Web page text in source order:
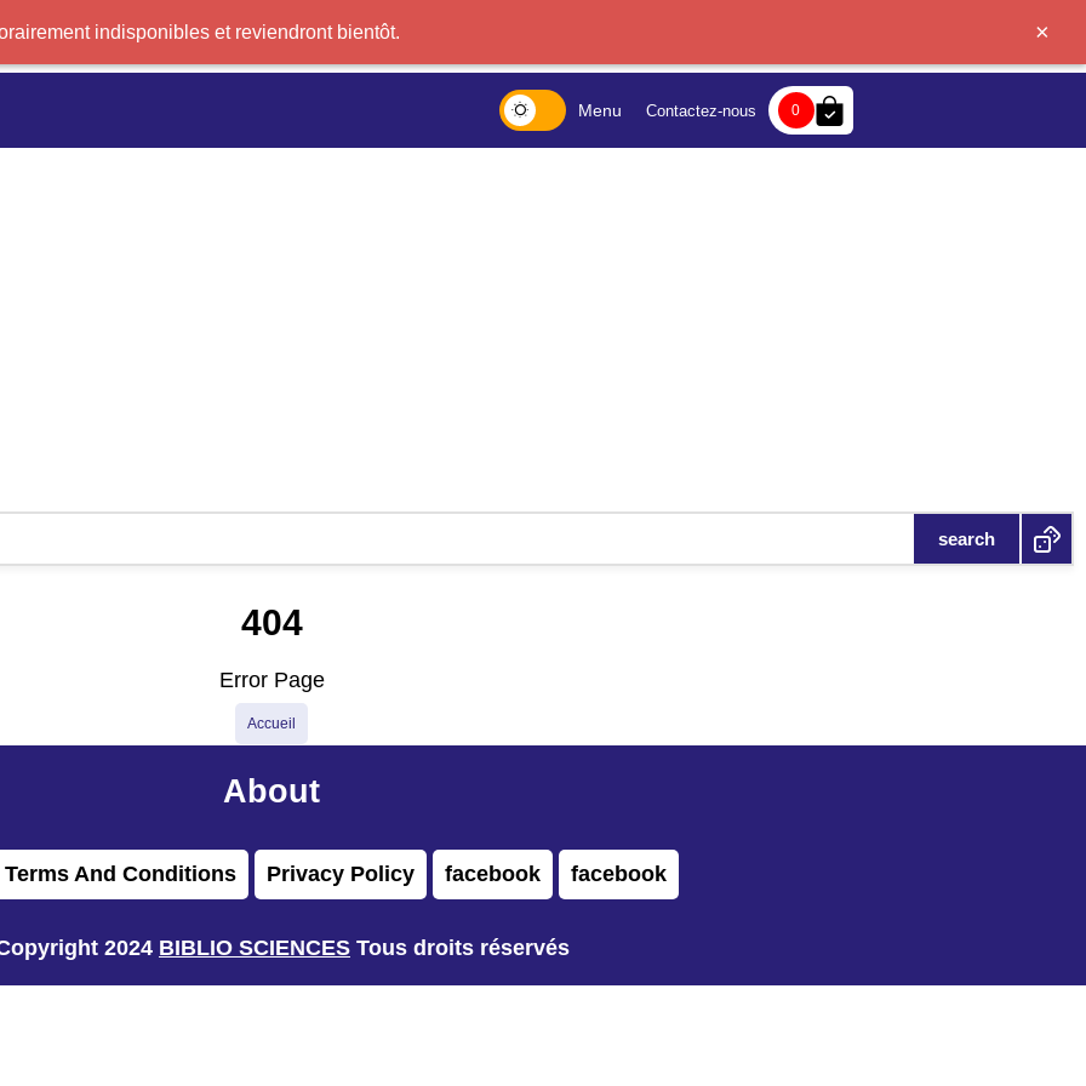
Menu Contactez-nous 0 bag-check
indisponibles et reviendront bientôt. ×
404
Error Page
Accueil
About
Terms And Conditions Privacy Policy facebook facebook
2024 BIBLIO SCIENCES Tous droits réservés